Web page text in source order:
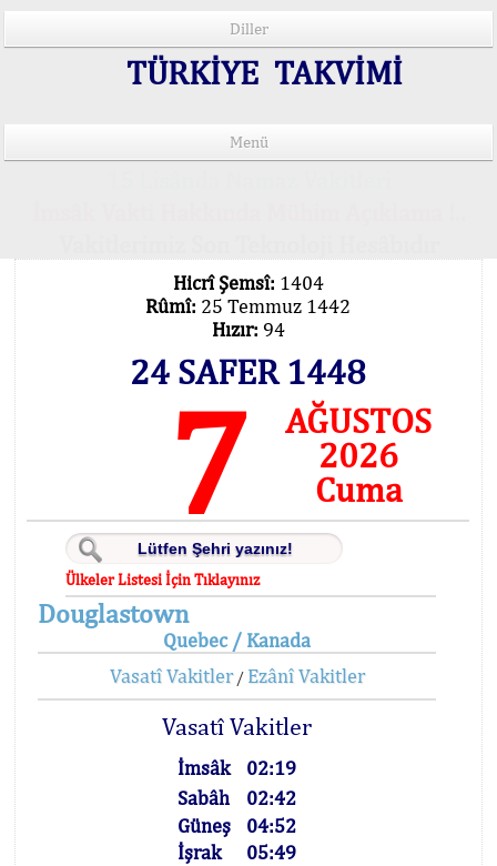
Diller
TÜRKİYE TAKVİMİ
Menü
Hicrî Şemsî: 1404
Rûmî: 25 Temmuz 1442
Hızır: 94
24 SAFER 1448
7
AĞUSTOS
2026
Cuma
Ülkeler Listesi İçin Tıklayınız
Douglastown
Quebec / Kanada
Vasatî Vakitler/ Ezânî Vakitler
Vasatî Vakitler
İmsâk
02:19
Sabâh
02:42
Güneş
04:52
İşrak
05:49